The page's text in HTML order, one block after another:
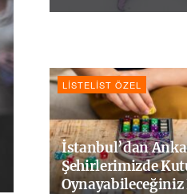
LISTELIST ÖZEL
İstanbul’dan
Şehirlerimizde
Oynayabileceğiniz